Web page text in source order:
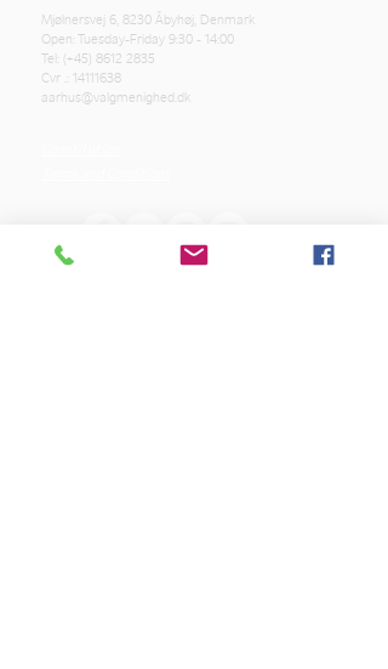
Mjølnersvej 6, 8230 Åbyhøj, Denmark
Open: Tuesday-Friday 9:30 - 14:00
Tel: (+45) 8612 2835
Cvr .: 14111638
aarhus@valgmenighed.dk